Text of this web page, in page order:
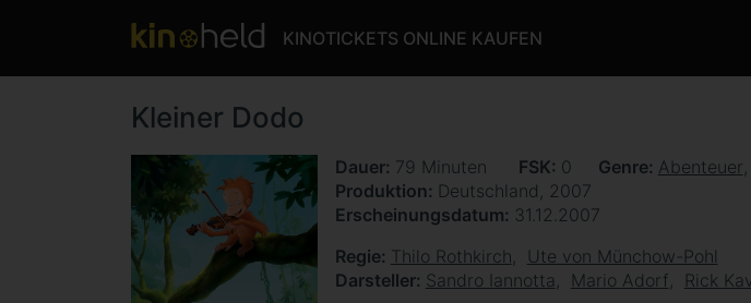
KINOTICKETS ONLINE KAUFEN
Kleiner Dodo
Dauer 79 Minuten FSK 0 Genre Abenteuer
Produktion Deutschland, 2007
Erscheinungsdatum 31.12.2007
Regie Thilo Rothkirch
Ute von Münchow-Pohl
Darsteller Sandro Iannotta Mario Adorf Rick